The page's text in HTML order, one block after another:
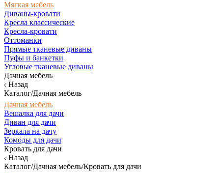
Мягкая мебель
Диваны-кровати
Кресла классические
Кресла-кровати
Оттоманки
Прямые тканевые диваны
Пуфы и банкетки
Угловые тканевые диваны
Дачная мебель
Назад
Каталог/Дачная мебель
Дачная мебель
Вешалка для дачи
Диван для дачи
Зеркала на дачу
Комоды для дачи
Кровать для дачи
Назад
Каталог/Дачная мебель/Кровать для дачи